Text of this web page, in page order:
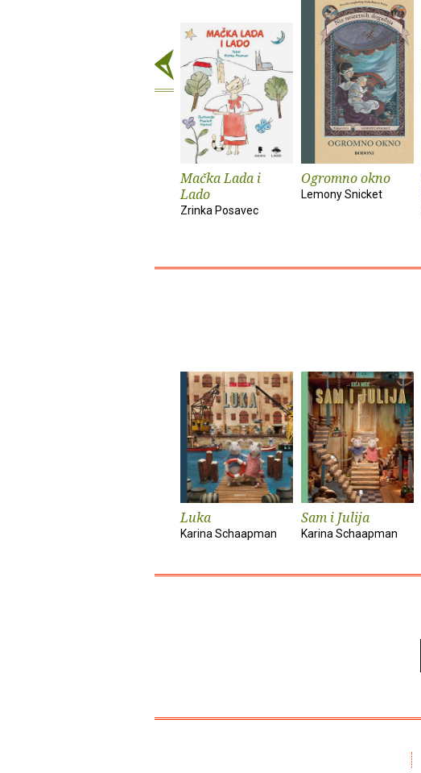
Mačka Lada i
Lado
Zrinka Posavec
Ogromno okno
Lemony Snicket
Luka
Karina Schaapman
Sam i Julija
Karina Schaapman